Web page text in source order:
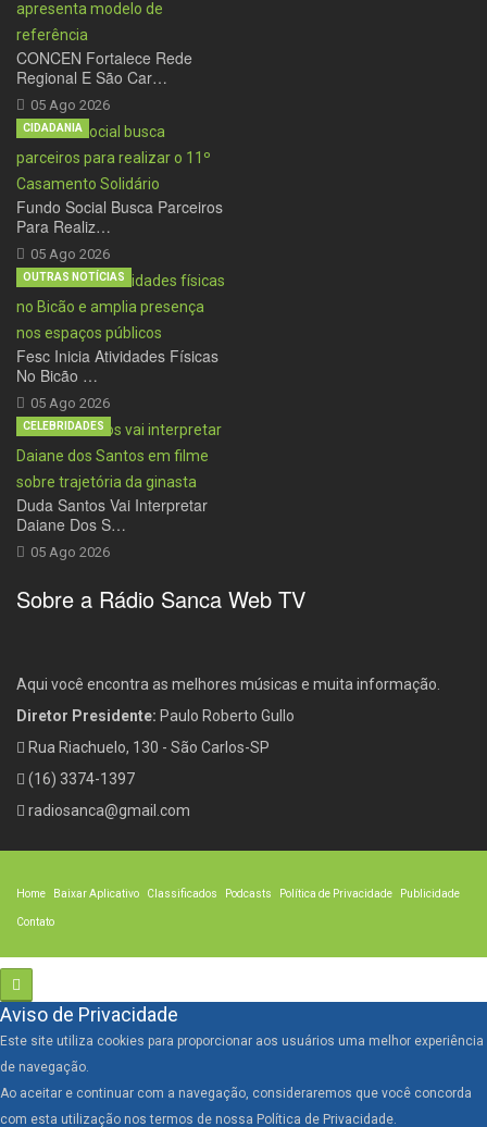
CONCEN Fortalece Rede
Regional E São Car…
05 Ago 2026
Fundo Social Busca Parceiros
Para Realiz…
05 Ago 2026
CIDADANIA
Fesc Inicia Atividades Físicas
No Bicão …
05 Ago 2026
OUTRAS NOTÍCIAS
Duda Santos Vai Interpretar
Daiane Dos S…
05 Ago 2026
CELEBRIDADES
Sobre a Rádio Sanca Web TV
Aqui você encontra as melhores músicas e muita informação.
Diretor Presidente: Paulo Roberto Gullo
Rua Riachuelo, 130 - São Carlos-SP
(16) 3374-1397
radiosanca@gmail.com
Home Baixar Aplicativo Classificados Podcasts Política de Privacidade Publicidade
Contato
Aviso de Privacidade
Este site utiliza cookies para proporcionar aos usuários uma melhor experiência
de navegação.
Ao aceitar e continuar com a navegação, consideraremos que você concorda
com esta utilização nos termos de nossa Política de Privacidade.